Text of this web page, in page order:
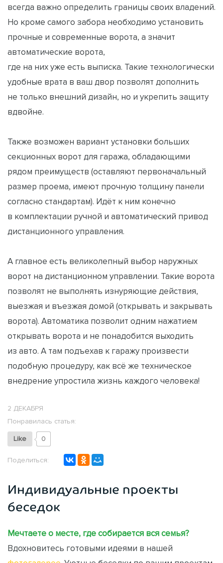
всегда важно определить границы своих владений.
Но кроме самого забора необходимо установить
прочные и современные ворота, а значит
автоматические ворота,
где на них уже есть выписка. Такие технологически
удобные врата в ваш двор позволят дополнить
не только внешний дизайн, но и укрепить защиту
вдвойне.
Также возможен вариант установки больших
секционных ворот для гаража, обладающими
рядом преимуществ (оставляют первоначальный
размер проема, имеют прочную толщину панели
согласно стандартам). Идёт к ним конечно
в комплектации ручной и автоматический привод
дистанционного управления.
А главное есть великолепный выбор наружных
ворот на дистанционном управлении. Такие ворота
позволят не выполнять изнуряющие действия,
выезжая и въезжая домой (открывать и закрывать
ворота). Автоматика позволит одним нажатием
открывать ворота и не понадобится выходить
из авто. А там подъехав к гаражу произвести
подобную процедуру, как всё же техническое
внедрение упростила жизнь каждого человека!
2 ДЕКАБРЯ
Понравилась статья:
Like 0
Поделиться:
Индивидуальные проекты
беседок
Мечтаете о месте, где собирается вся семья?
Вдохновитесь готовыми идеями в нашей